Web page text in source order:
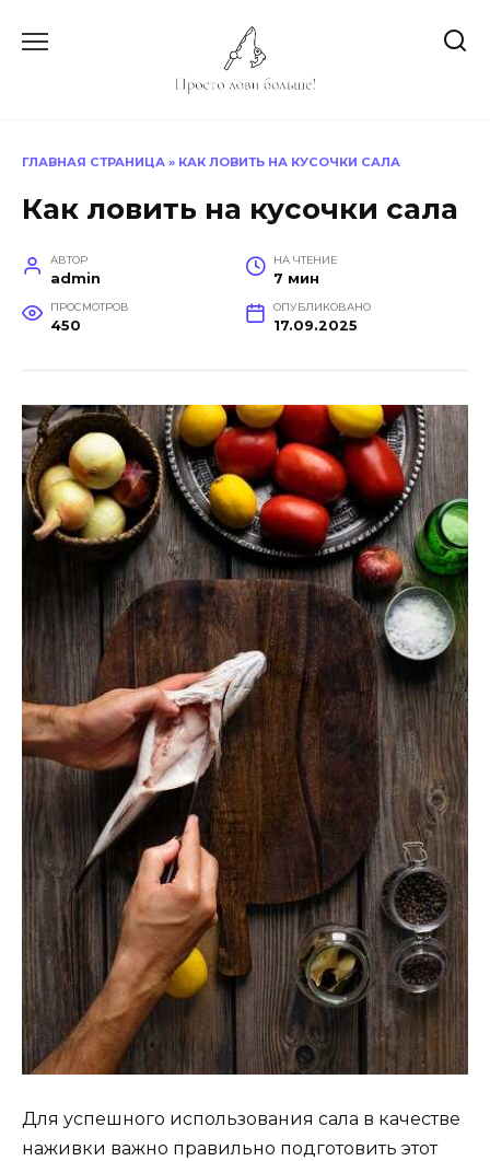
ГЛАВНАЯ СТРАНИЦА » КАК ЛОВИТЬ НА КУСОЧКИ САЛА
Как ловить на кусочки сала
АВТОР
admin
НА ЧТЕНИЕ
7 мин
ПРОСМОТРОВ
450
ОПУБЛИКОВАНО
17.09.2025
Для успешного использования сала в качестве
наживки важно правильно подготовить этот